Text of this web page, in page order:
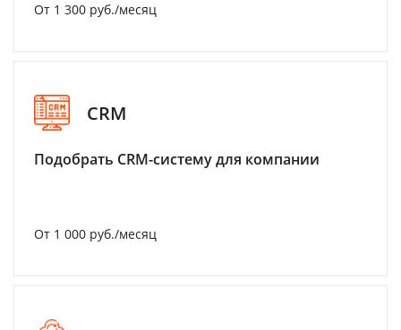
От 1 300 руб./месяц
CRM
Подобрать CRM-систему для компании
От 1 000 руб./месяц